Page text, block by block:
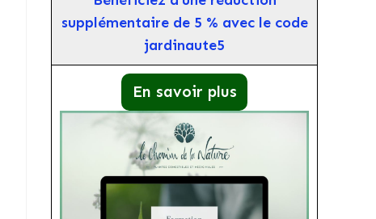
supplémentaire de 5 % avec le code
jardinaute5
En savoir plus